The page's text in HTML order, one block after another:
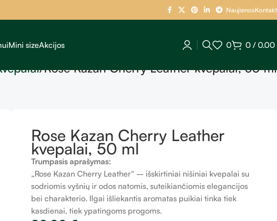
Naujienos
Mini sizeAkcijos 0 0 / 0.00
Rose Kazan Cherry Leather kvepalai, 50 ml
Rose Kazan Cherry Leather
kvepalai, 50 ml
Trumpasis aprašymas:
„Rose Kazan Cherry Leather“ – išskirtiniai nišiniai kvepalai su
sodriomis vyšnių ir odos natomis, suteikiančiomis elegancijos
bei charakterio. Ilgai išliekantis aromatas puikiai tinka tiek
kasdienai, tiek ypatingoms progoms.